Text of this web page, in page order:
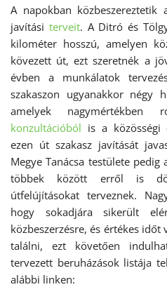
A napokban
javítási terveit. A Ditró és
kilométer hosszú, amelyen
kövezett út, ezt szeretnék a
évben a munkálatok
szakaszon ugyanakkor négy
amelyek nagymértékben
konzultációból is a közösségi
ezen út szakasz javítását
Megye Tanácsa testülete
többek között erről is
útfelújításokat terveznek.
hogy sokadjára sikerült
közbeszerzésre, és értékes
találni, ezt követően
tervezett beruházások listája
alábbi linken: